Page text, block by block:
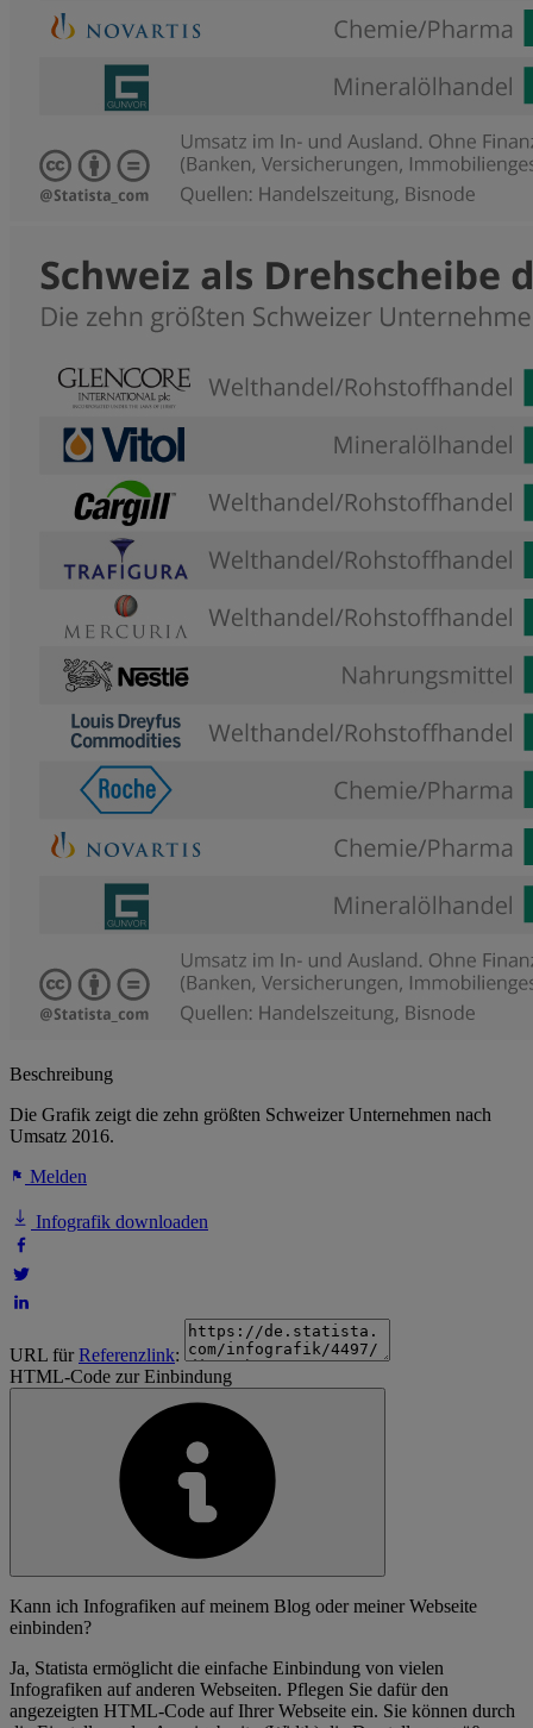
Beschreibung
Die Grafik zeigt die zehn größten Schweizer Unternehmen nach
Umsatz 2016.
Melden
Infografik downloaden
URL fürReferenzlink:
HTML-Code zur Einbindung
Kann ich Infografiken auf meinem Blog oder meiner Webseite
einbinden?
Ja, Statista ermöglicht die einfache Einbindung von vielen
Infografiken auf anderen Webseiten. Pflegen Sie dafür den
angezeigten HTML-Code auf Ihrer Webseite ein. Sie können durch